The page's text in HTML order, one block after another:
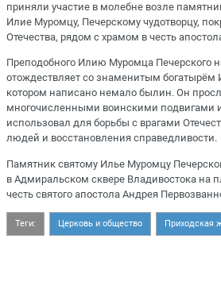
приняли участие в молебне возле
Илие Муромцу, Печерскому чудотворцу,
Отечества, рядом с храмом в честь
Преподобного Илию Муромца Печерского
отождествляет со знаменитым
котором написано немало былин. Он
многочисленными воинскими подвигами
использовал для борьбы с врагами
людей и восстановления справедливости.
Памятник святому Илье Муромцу
в Адмиральском сквере Владивостока на
честь святого апостола Андрея
Теги: Церковь и общество Приходская